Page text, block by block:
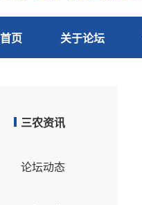
首页 关于论坛
三农资讯
论坛动态